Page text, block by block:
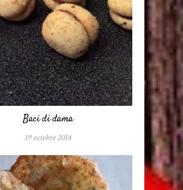
Baci di dama
19 octobre 2014